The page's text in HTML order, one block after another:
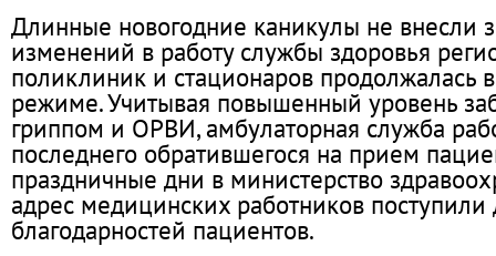
Длинные новогодние каникулы не внесли
изменений в работу службы здоровья
поликлиник и стационаров продолжалась
режиме. Учитывая повышенный уровень
гриппом и ОРВИ, амбулаторная служба
последнего обратившегося на прием
праздничные дни в министерство
адрес медицинских работников поступили
благодарностей пациентов.